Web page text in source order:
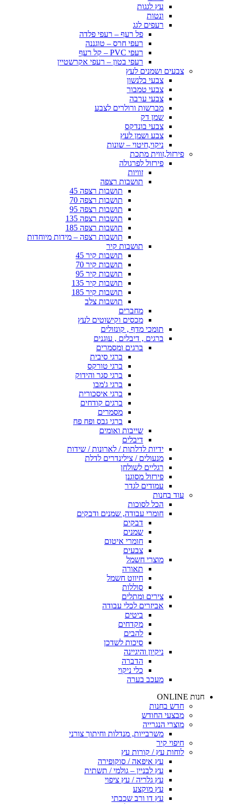
עץ לגגות
ונטות
רעפים לגג
פל רעף – רעפי פלדה
רעפי חרס – טוגננה
רעפי PVC – קל רעף
רעפי בטון – רעפי אקרשטיין
צבעים ושמנים לעץ
צבעי בלנשון
צבעי טמבור
צבעי ערבה
מברשות ורולרים לצבע
שמן דק
צבעי בונדקס
צבע ושמן לעץ
ניקוי,חיטוי – שונות
פירזול,זווית מתכת
פירזול לפרגולה
זוויות
תושבות רצפה
תושבות רצפה 45
תושבות רצפה 70
תושבות רצפה 95
תושבות רצפה 135
תושבות רצפה 185
תושבות רצפה – מידות מיוחדות
תושבות קיר
תושבות קיר 45
תושבות קיר 70
תושבות קיר 95
תושבות קיר 135
תושבות קיר 185
תושבות צלב
מחברים
מכסים וקישוטים לעץ
תומכי מדף , קונזולים
ברגים , דיבלים , עוגנים
ברגים ומסמרים
ברגי סיבית
ברגי טורקס
ברגי סגר והידוק
ברגי ג'מבו
ברגי איסכורית
ברגים קודחים
מסמרים
ברגי גבס ופח פח
שייבות ואומים
דיבלים
ידיות לדלתות / לארונות / שידות
מנעולים / צילינדרים לדלת
רגליים לשולחן
פירזול מסוגנן
עמודים לגדר
עוד בחנות
הכל לסוכות
חומרי עבודה, שמנים ודבקים
דבקים
שמנים
חומרי איטום
צבעים
מוצרי חשמל
תאורה
חיווט חשמל
סוללות
צירים ומתלים
אביזרים לכלי עבודה
ביטים
מקדחים
להבים
סיכות לשדכן
ניקיון והיגיינה
הדברה
כלי ניקוי
מעכב בערה
חנות ONLINE
חדש בחנות
מבצעי החודש
מוצרי הנגרייה
משרבייות, מנדלות וחיתוך צורני
חיפוי קיר
לוחות עץ / קורות עץ
עץ איפאה / סוקופירה
עץ לבניין – גולמי / תשתית
עץ גלריה / עץ ציפוי
עץ מוקצע
עץ דו ורב שכבתי